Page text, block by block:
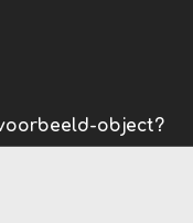
object?